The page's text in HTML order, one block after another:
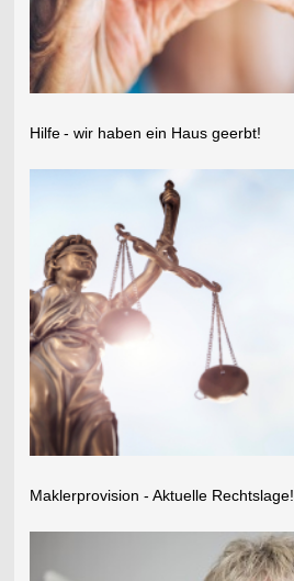
Hilfe- wir haben ein Haus geerbt!
Maklerprovision - Aktuelle Rechtslage!